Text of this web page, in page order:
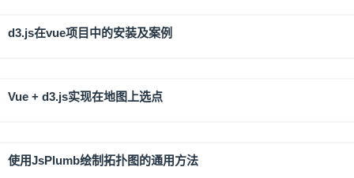
d3.js在vue项目中的安装及案例
Vue + d3.js实现在地图上选点
使用JsPlumb绘制拓扑图的通用方法